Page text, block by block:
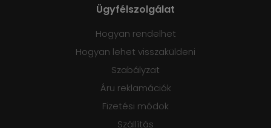
Ügyfélszolgálat
Hogyan rendelhet
Hogyan lehet visszaküldeni
Szabályzat
Áru reklamációk
Fizetési módok
Szállítás